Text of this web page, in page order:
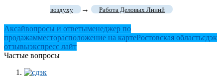
воздуху
→ Работа Деловых Линий
Аксайвопросы и ответыменеджер по
продажамместорасположение на картеРостовская областьсдэк
отзывыэкспресс лайт
Частые вопросы